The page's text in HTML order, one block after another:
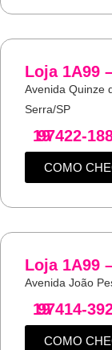
Loja 1A99
Avenida Quinze
Serra/SP
19
97422-
COMO
Loja 1A99
Avenida João
19
97414-
COMO